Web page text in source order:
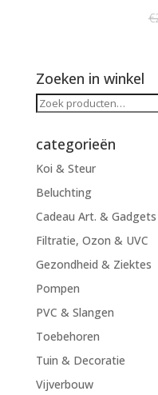
€
Zoeken in winkel
Zoeken
categorieën
Koi & Steur
Beluchting
Cadeau Art. & Gadgets
Filtratie, Ozon & UVC
Gezondheid & Ziektes
Pompen
PVC & Slangen
Toebehoren
Tuin & Decoratie
Vijverbouw